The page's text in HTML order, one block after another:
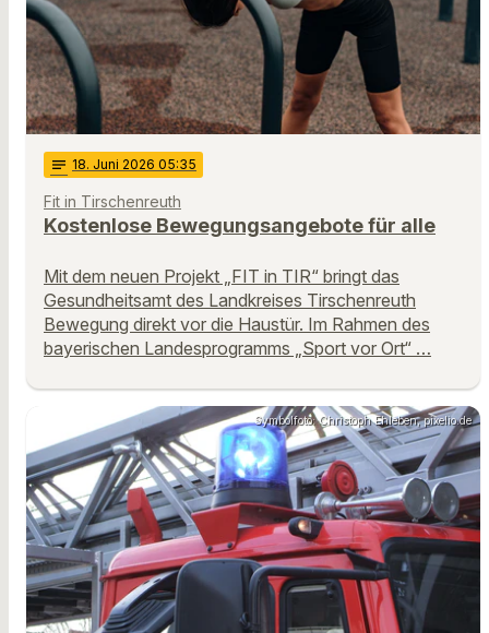
notes 18. Juni 2026 05:35
Fit in Tirschenreuth
Kostenlose Bewegungsangebote für alle
Mit dem neuen Projekt „FIT in TIR“ bringt das
Gesundheitsamt des Landkreises Tirschenreuth
Bewegung direkt vor die Haustür. Im Rahmen des
bayerischen Landesprogramms „Sport vor Ort“ …
Symbolfoto: Christoph Ehleben, pixelio.de